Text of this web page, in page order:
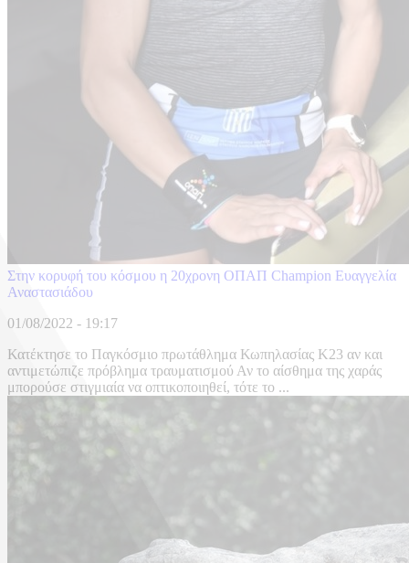
Στην κορυφή του κόσμου η 20χρονη ΟΠΑΠ Champion Eυαγγελία
Αναστασιάδου
01/08/2022 - 19:17
Κατέκτησε το Παγκόσμιο πρωτάθλημα Κωπηλασίας Κ23 αν και
αντιμετώπιζε πρόβλημα τραυματισμού Αν το αίσθημα της χαράς
μπορούσε στιγμιαία να οπτικοποιηθεί, τότε το ...